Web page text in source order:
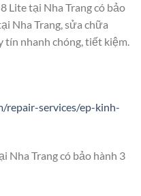
Lite tại Nha Trang có bảo
Nha Trang, sửa chữa
tín nhanh chóng, tiết kiệm.
repair-services/ep-kinh-
Nha Trang có bảo hành 3